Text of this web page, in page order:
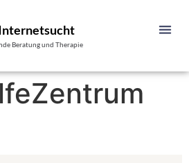
Beratung und Therapie